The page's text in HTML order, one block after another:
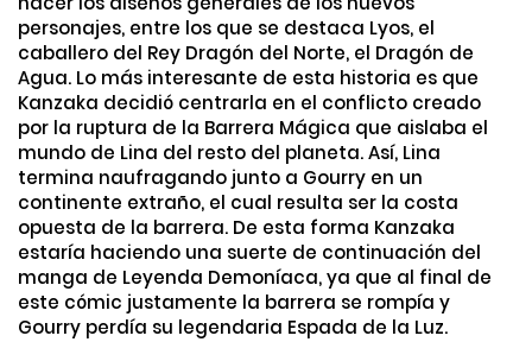
personajes, entre los que se destaca Lyos, el
caballero del Rey Dragón del Norte, el Dragón de
Agua. Lo más interesante de esta historia es que
Kanzaka decidió centrarla en el conflicto creado
por la ruptura de la Barrera Mágica que aislaba el
mundo de Lina del resto del planeta. Así, Lina
termina naufragando junto a Gourry en un
continente extraño, el cual resulta ser la costa
opuesta de la barrera. De esta forma Kanzaka
estaría haciendo una suerte de continuación del
manga de Leyenda Demoníaca, ya que al final de
este cómic justamente la barrera se rompía y
Gourry perdía su legendaria Espada de la Luz.